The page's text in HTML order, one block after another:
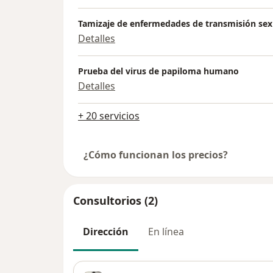
Tamizaje de enfermedades de transmisión
Detalles
Prueba del virus de papiloma humano
Detalles
+ 20 servicios
¿Cómo funcionan los precios?
Consultorios (2)
Dirección En línea